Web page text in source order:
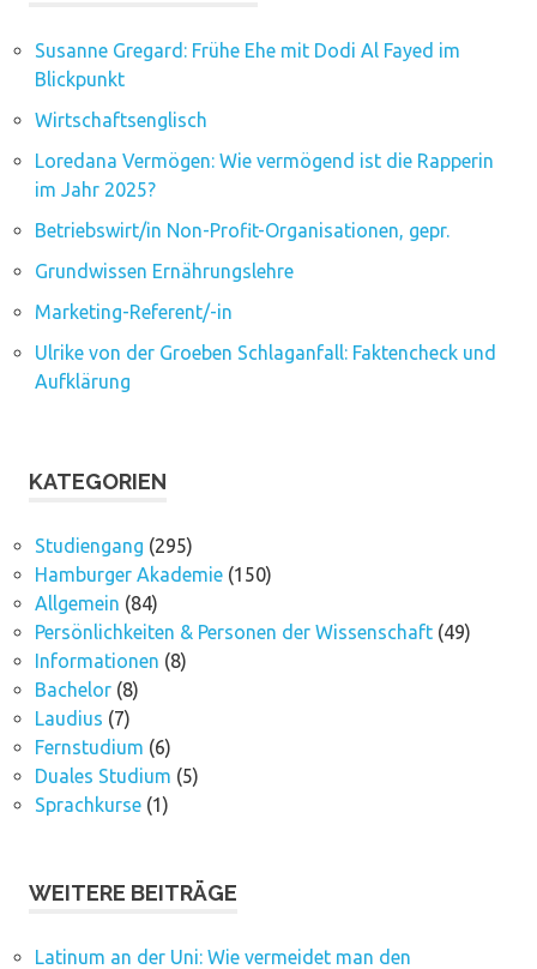
Susanne Gregard: Frühe Ehe mit Dodi Al Fayed im
Blickpunkt
Wirtschaftsenglisch
Loredana Vermögen: Wie vermögend ist die Rapperin
im Jahr 2025?
Betriebswirt/in Non-Profit-Organisationen, gepr.
Grundwissen Ernährungslehre
Marketing-Referent/-in
Ulrike von der Groeben Schlaganfall: Faktencheck und
Aufklärung
KATEGORIEN
Studiengang (295)
Hamburger Akademie(150)
Allgemein (84)
Persönlichkeiten & Personen der Wissenschaft(49)
Informationen (8)
Bachelor(8)
Laudius (7)
Fernstudium (6)
Duales Studium (5)
Sprachkurse(1)
WEITERE BEITRÄGE
Latinum an der Uni: Wie vermeidet man den